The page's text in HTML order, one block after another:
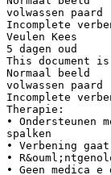
volwassen paard
Incomplete
Veulen Kees
5 dagen oud
This document
Normaal beeld
volwassen paard
Incomplete
Therapie:
• Ondersteunen
spalken
• Verbening
•
• Geen medica